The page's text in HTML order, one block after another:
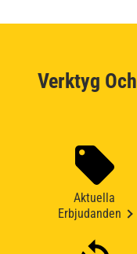
Verktyg
Aktuella
Erbjudanden